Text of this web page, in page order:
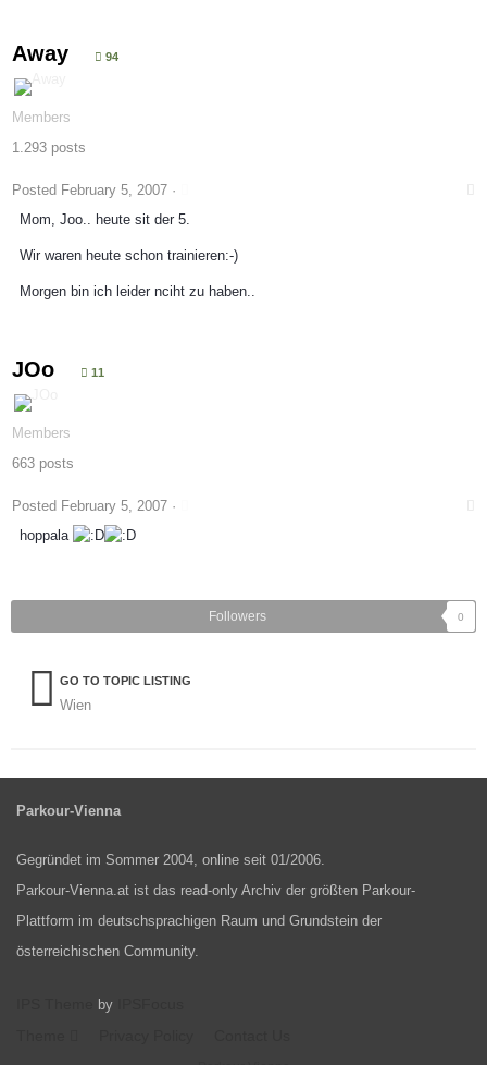
Away 94
Members
1.293 posts
Posted February 5, 2007 ·
Mom, Joo.. heute sit der 5.
Wir waren heute schon trainieren:-)
Morgen bin ich leider nciht zu haben..
JOo 11
Members
663 posts
Posted February 5, 2007 ·
hoppala
Followers 0
GO TO TOPIC LISTING
Wien
Parkour-Vienna
Gegründet im Sommer 2004, online seit 01/2006.
Parkour-Vienna.at ist das read-only Archiv der größten Parkour-
Plattform im deutschsprachigen Raum und Grundstein der
österreichischen Community.
by